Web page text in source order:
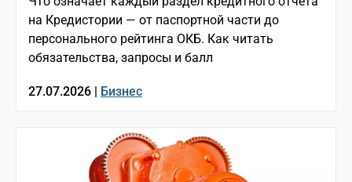
на Кредистории — от паспортной части до
персонального рейтинга ОКБ. Как читать
обязательства, запросы и балл
27.07.2026 | Бизнес